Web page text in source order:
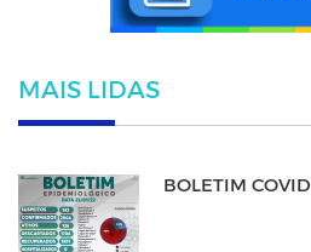
MAIS LIDAS
BOLETIM